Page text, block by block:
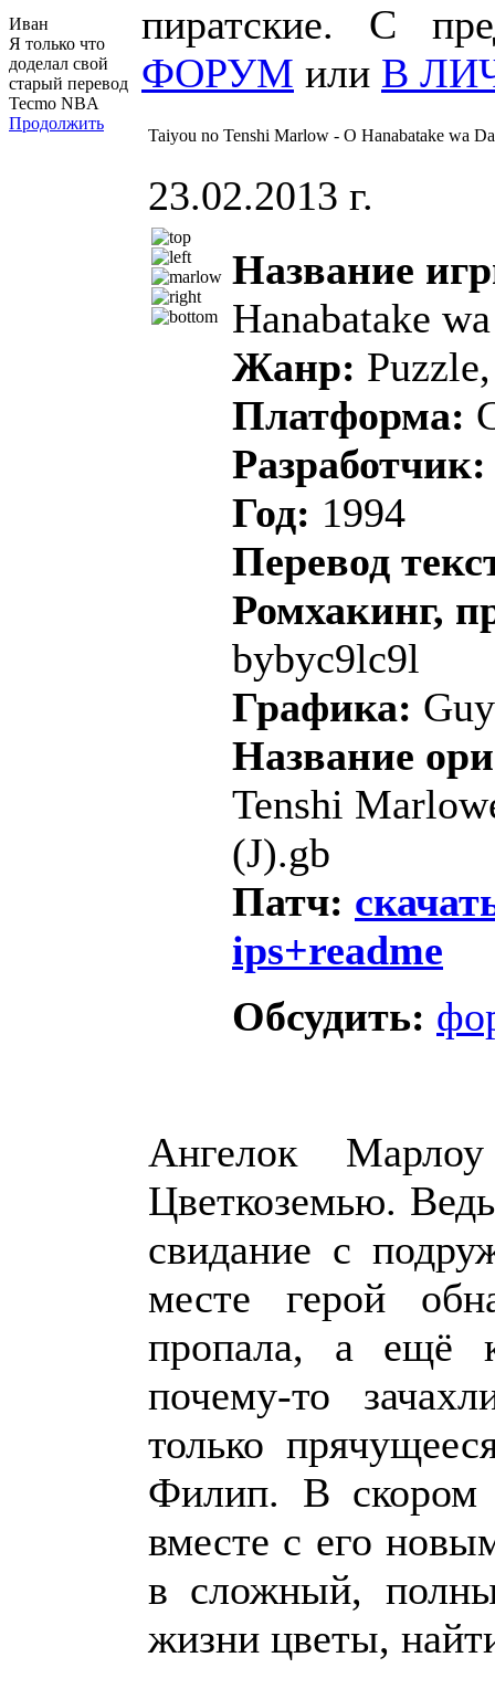
Иван
Я только что
доделал свой
старый перевод
Tecmo NBA
Продолжить
пиратские. С
ФОРУМ или В
Taiyou no Tenshi Marlow - O Hanabatake wa
23.02.2013 г.
Название
Hanabatake
Жанр:
Платформа:
Разработчик
Год: 1994
Перевод
Ромхакинг,
bybyc9lc9l
Графика:
Название
Tenshi
(J).gb
Патч:
ips+readme
Обсудить:
Ангелок
Цветкоземью.
свидание с
месте герой
пропала, а ещё
почему-то
только
Филип. В скором
вместе с его
в сложный,
жизни цветы,